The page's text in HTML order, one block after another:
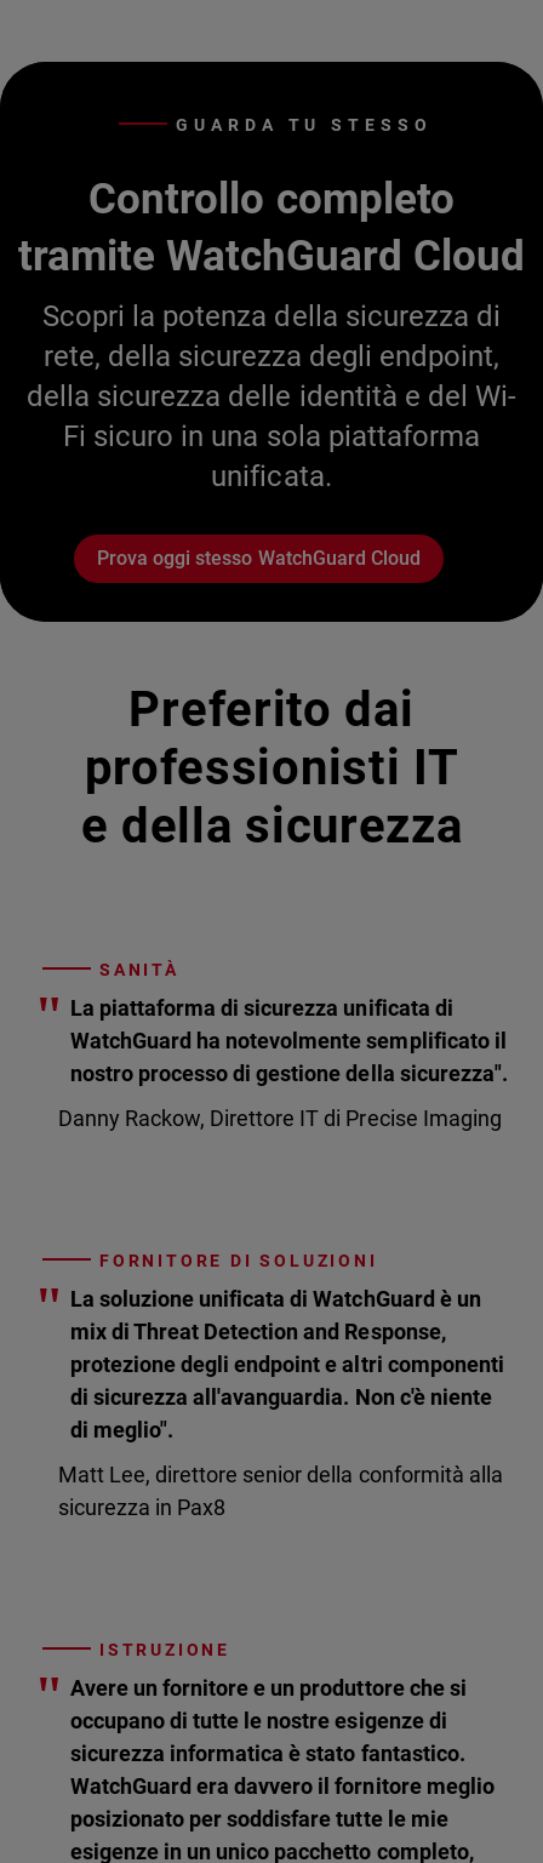
GUARDA TU STESSO
Controllo completo
tramite WatchGuard Cloud
Scopri la potenza della sicurezza di
rete, della sicurezza degli endpoint,
della sicurezza delle identità e del Wi-
Fi sicuro in una sola piattaforma
unificata.
Prova oggi stesso WatchGuard Cloud
Preferito dai
professionisti IT
e della sicurezza
SANITÀ
" La piattaforma di sicurezza unificata di
WatchGuard ha notevolmente semplificato il
nostro processo di gestione della sicurezza".
Danny Rackow, Direttore IT di Precise Imaging
FORNITORE DI SOLUZIONI
" La soluzione unificata di WatchGuard è un
mix di Threat Detection and Response,
protezione degli endpoint e altri componenti
di sicurezza all'avanguardia. Non c'è niente
di meglio".
Matt Lee, direttore senior della conformità alla
sicurezza in Pax8
ISTRUZIONE
" Avere un fornitore e un produttore che si
occupano di tutte le nostre esigenze di
sicurezza informatica è stato fantastico.
WatchGuard era davvero il fornitore meglio
posizionato per soddisfare tutte le mie
esigenze in un unico pacchetto completo,